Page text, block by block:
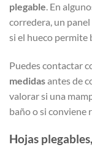
plegable. En
corredera, un
si el hueco permite
Puedes contactar
medidasantes de
valorar si una
baño o si conviene
Hojas